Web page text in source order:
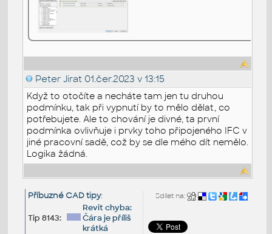
Peter Jirat 01.čer.2023 v 13:15
Když to otočíte a necháte tam jen tu druhou
podmínku, tak při vypnutí by to mělo dělat, co
potřebujete. Ale to chování je divné, ta první
podmínka ovlivňuje i prvky toho připojeného IFC v
jiné pracovní sadě, což by se dle mého dít nemělo.
Logika žádná.
Sdílet na:
Příbuzné CAD tipy:
Tip 8143:
Revit chyba:
Čára je příliš
krátká